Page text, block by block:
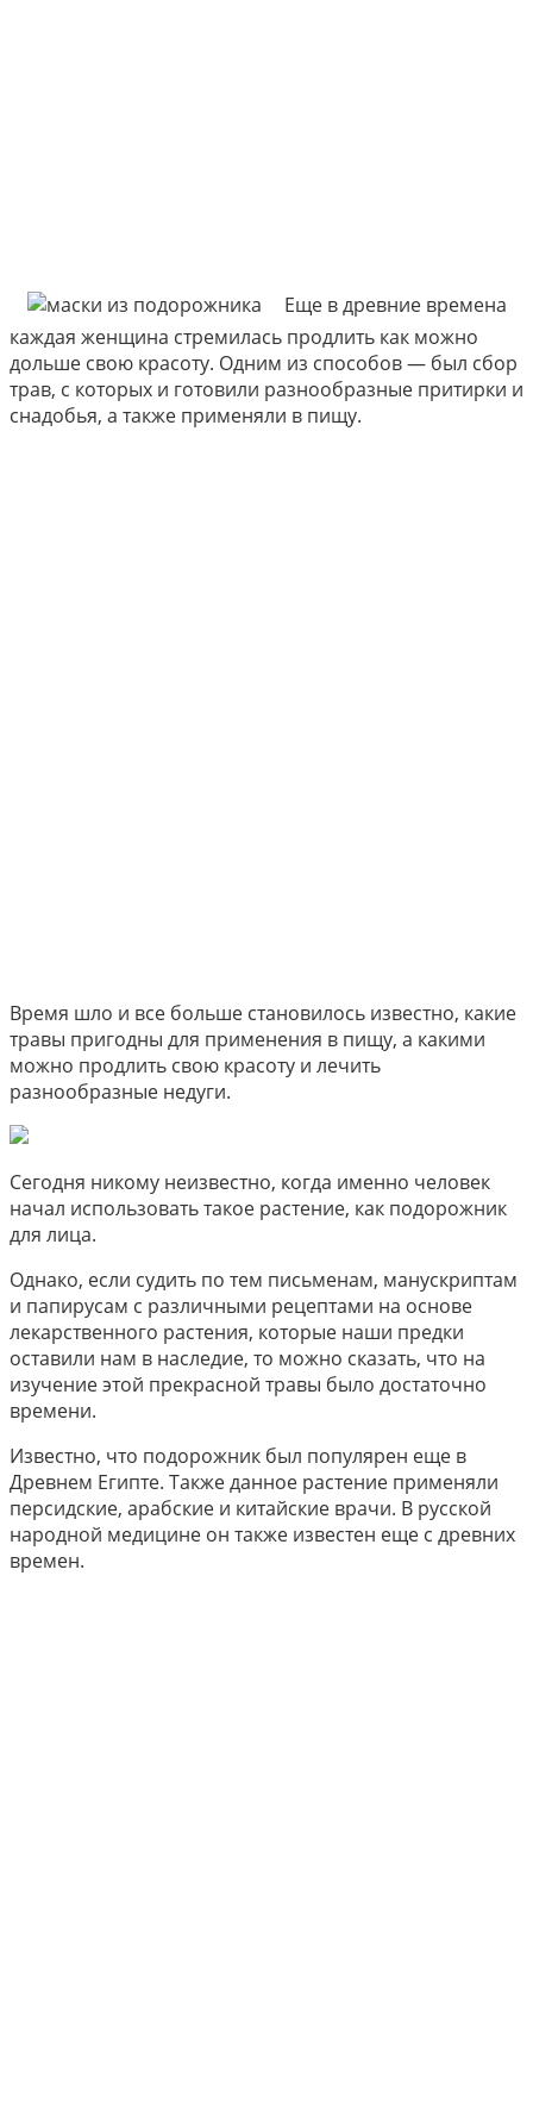
Еще в древние времена
каждая женщина стремилась продлить как можно
дольше свою красоту. Одним из способов — был сбор
трав, с которых и готовили разнообразные притирки и
снадобья, а также применяли в пищу.
Время шло и все больше становилось известно, какие
травы пригодны для применения в пищу, а какими
можно продлить свою красоту и лечить
разнообразные недуги.
Сегодня никому неизвестно, когда именно человек
начал использовать такое растение, как подорожник
для лица.
Однако, если судить по тем письменам, манускриптам
и папирусам с различными рецептами на основе
лекарственного растения, которые наши предки
оставили нам в наследие, то можно сказать, что на
изучение этой прекрасной травы было достаточно
времени.
Известно, что подорожник был популярен еще в
Древнем Египте. Также данное растение применяли
персидские, арабские и китайские врачи. В русской
народной медицине он также известен еще с древних
времен.